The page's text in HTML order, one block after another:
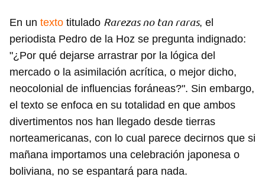
En un texto titulado Rarezas no tan raras, el
periodista Pedro de la Hoz se pregunta indignado:
"¿Por qué dejarse arrastrar por la lógica del
mercado o la asimilación acrítica, o mejor dicho,
neocolonial de influencias foráneas?". Sin embargo,
el texto se enfoca en su totalidad en que ambos
divertimentos nos han llegado desde tierras
norteamericanas, con lo cual parece decirnos que si
mañana importamos una celebración japonesa o
boliviana, no se espantará para nada.